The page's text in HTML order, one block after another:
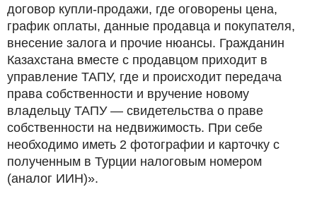
договор купли-продажи, где оговорены цена,
график оплаты, данные продавца и покупателя,
внесение залога и прочие нюансы. Гражданин
Казахстана вместе с продавцом приходит в
управление ТАПУ, где и происходит передача
права собственности и вручение новому
владельцу ТАПУ — свидетельства о праве
собственности на недвижимость. При себе
необходимо иметь 2 фотографии и карточку с
полученным в Турции налоговым номером
(аналог ИИН)».